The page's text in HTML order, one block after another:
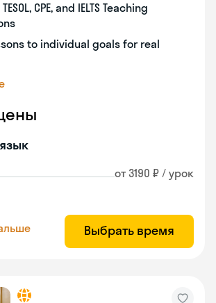
CPE, and IELTS Teaching
to individual goals for real
от 3190 ₽ / урок
Выбрать время